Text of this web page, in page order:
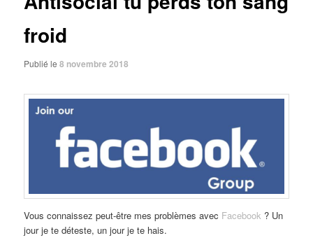
froid
Publié le8 novembre 2018
Vous connaissez peut-être mes problèmes avec Facebook ? Un
jour je te déteste, un jour je te hais.